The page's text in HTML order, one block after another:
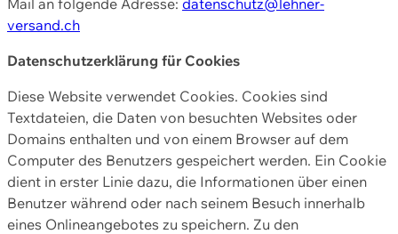
versand.ch
Datenschutzerklärung für Cookies
Diese Website verwendet Cookies. Cookies sind
Textdateien, die Daten von besuchten Websites oder
Domains enthalten und von einem Browser auf dem
Computer des Benutzers gespeichert werden. Ein Cookie
dient in erster Linie dazu, die Informationen über einen
Benutzer während oder nach seinem Besuch innerhalb
eines Onlineangebotes zu speichern. Zu den